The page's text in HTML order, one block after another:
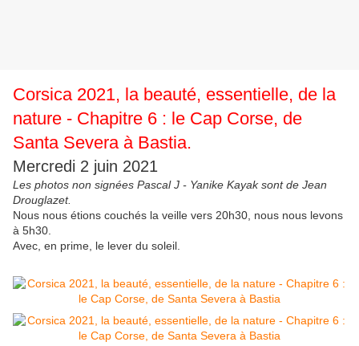
Corsica 2021, la beauté, essentielle, de la
nature - Chapitre 6 : le Cap Corse, de
Santa Severa à Bastia.
Mercredi 2 juin 2021
Les photos non signées Pascal J - Yanike Kayak sont de Jean
Drouglazet.
Nous nous étions couchés la veille vers 20h30, nous nous levons
à 5h30.
Avec, en prime, le lever du soleil.